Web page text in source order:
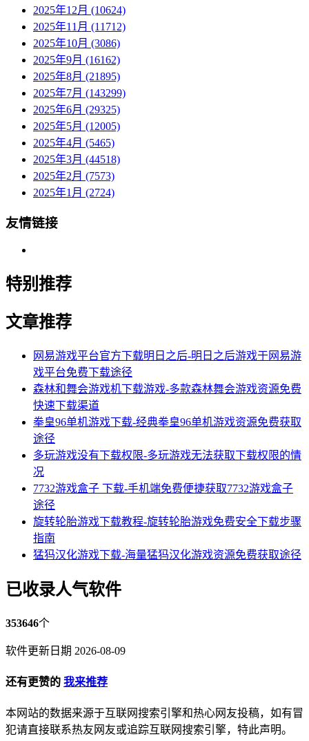
2025年12月 (10624)
2025年11月 (11712)
2025年10月 (3086)
2025年9月 (16162)
2025年8月 (21895)
2025年7月 (143299)
2025年6月 (29325)
2025年5月 (12005)
2025年4月 (5465)
2025年3月 (44518)
2025年2月 (7573)
2025年1月 (2724)
友情链接
特别推荐
文章推荐
网易游戏平台官方下载明日之后-明日之后游戏于网易游
戏平台免费下载途径
森林和舞会游戏机下载游戏-多款森林舞会游戏资源免费
快速下载渠道
拳皇96单机游戏下载-经典拳皇96单机游戏资源免费获取
途径
多玩游戏没有下载权限-多玩游戏无法获取下载权限的情
况
7732游戏盒子 下载-手机端免费便捷获取7732游戏盒子
途径
旋转轮胎游戏下载教程-旋转轮胎游戏免费安全下载步骤
指南
猛犸汉化游戏下载-海量猛犸汉化游戏资源免费获取途径
已收录人气软件
353646个
软件更新日期 2026-08-09
还有更赞的 我来推荐
本网站的数据来源于互联网搜索引擎和热心网友投稿，如有冒
犯请直接联系热友网友或追踪互联网搜索引擎，特此声明。